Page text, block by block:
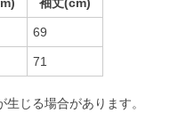
69
71
じる場合があります。